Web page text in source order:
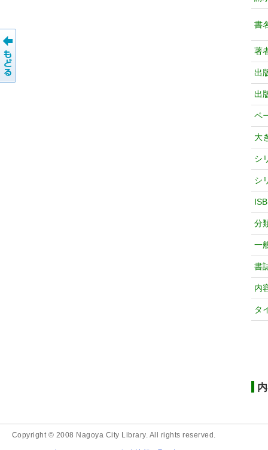
書
著
出
出
ペ
大
シ
シ
分
一
書
内
タ
Copyright © 2008 Nagoya City Library. All rights reserved.